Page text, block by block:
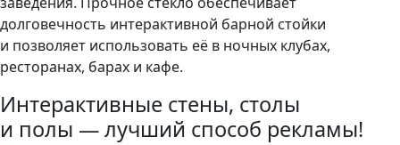
долговечность интерактивной барной стойки
и позволяет использовать её в ночных клубах,
ресторанах, барах и кафе.
Интерактивные стены, столы
и полы — лучший способ рекламы!